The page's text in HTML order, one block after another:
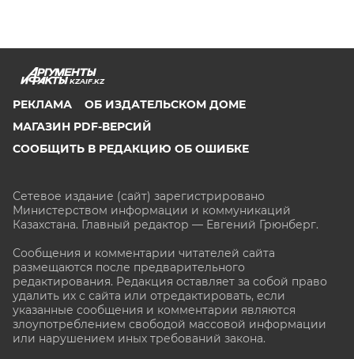
KZAIF.KZ
РЕКЛАМА
ОБ ИЗДАТЕЛЬСКОМ ДОМЕ
МАГАЗИН PDF-ВЕРСИЙ
СООБЩИТЬ В РЕДАКЦИЮ ОБ ОШИБКЕ
Сетевое издание (сайт) зарегистрировано
Министерством информации и коммуникаций
Казахстана. Главный редактор — Евгений Грюнберг.
Сообщения и комментарии читателей сайта
размещаются после предварительного
редактирования. Редакция оставляет за собой право
удалить их с сайта или отредактировать, если
указанные сообщения и комментарии являются
злоупотреблением свободой массовой информации
или нарушением иных требований закона.